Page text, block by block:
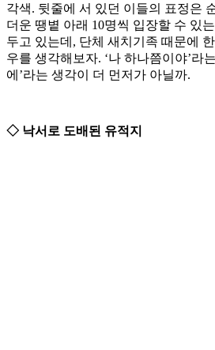
각색. 뒷줄에 서 있던 이들의 표정은
더운 땡볕 아래 10명씩 입장할 수 있
두고 있는데, 단체 새치기족 때문에
우를 생각해보자. ‘나 하나쯤이야’라
에’라는 생각이 더 먼저가 아닐까.
◇ 낙서로 도배된 유적지